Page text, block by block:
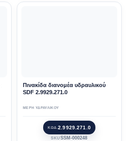
Πινακίδα διανομέα υδραυλικού
SDF 2.9929.271.0
ΜΕΡΗ ΥΔΡΑΥΛΙΚΟΥ
ΚΩΔ.2.9929.271.0
SKUSSM-000248